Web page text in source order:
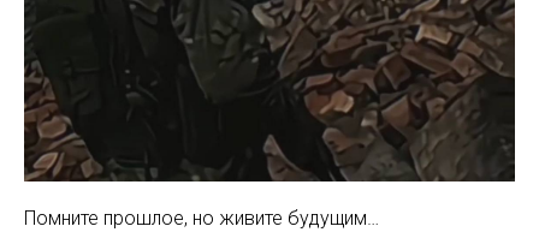
Помните прошлое, но живите будущим…